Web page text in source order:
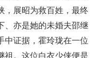
，展昭为救百姓，最终
、亦是她的未婚夫邵继
中证据，霍玲珑在一位
祖。这位白衣少侠便是